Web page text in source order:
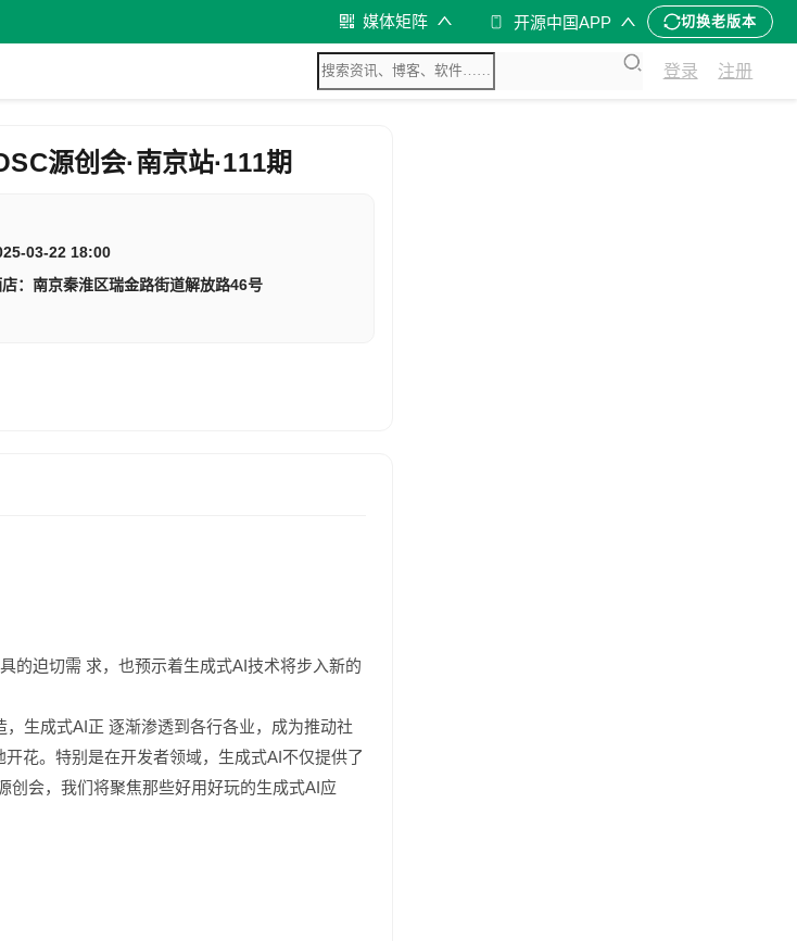
媒体矩阵 开源中国APP 切换老版本
登录 注册
源创会·南京站·111期
03-22 18:00
：南京秦淮区瑞金路街道解放路46号
的迫切需 求，也预⽰着⽣成式AI技术将步⼊新的
⽣成式AI正 逐渐渗透到各⾏各业，成为推动社
花。特别是在开发者领域，⽣成式AI不仅提供了
创会，我们将聚焦那些好⽤好玩的⽣成式AI应